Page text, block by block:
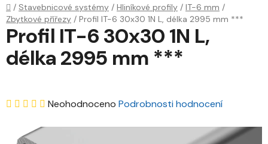
Domů
/ Stavebnicové systémy / Hliníkové profily / IT-6 mm /
Zbytkové přířezy / Profil IT-6 30x30 1N L, délka 2995 mm ***
Profil IT-6 30x30 1N L,
délka 2995 mm ***
Průměrné
Neohodnoceno Podrobnosti hodnocení